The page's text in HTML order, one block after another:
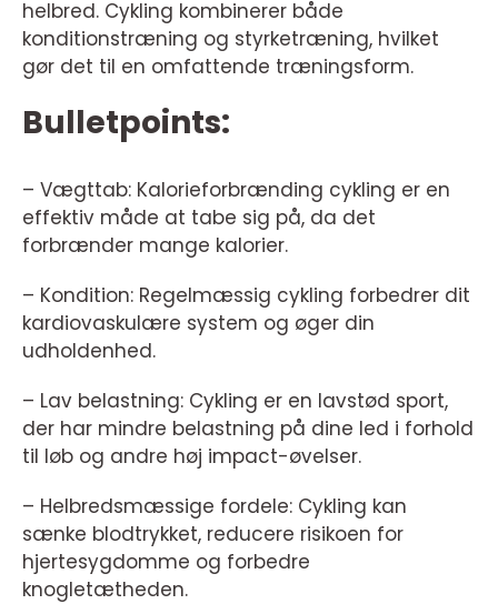
helbred. Cykling kombinerer både
konditionstræning og styrketræning, hvilket
gør det til en omfattende træningsform.
Bulletpoints:
– Vægttab: Kalorieforbrænding cykling er en
effektiv måde at tabe sig på, da det
forbrænder mange kalorier.
– Kondition: Regelmæssig cykling forbedrer dit
kardiovaskulære system og øger din
udholdenhed.
– Lav belastning: Cykling er en lavstød sport,
der har mindre belastning på dine led i forhold
til løb og andre høj impact-øvelser.
– Helbredsmæssige fordele: Cykling kan
sænke blodtrykket, reducere risikoen for
hjertesygdomme og forbedre
knogletætheden.